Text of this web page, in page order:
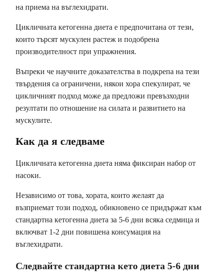
на приема на въглехидрати.
Цикличната кетогенна диета е предпочитана от тези,
които търсят мускулен растеж и подобрена
производителност при упражнения.
Въпреки че научните доказателства в подкрепа на тези
твърдения са ограничени, някои хора спекулират, че
цикличният подход може да предложи превъзходни
резултати по отношение на силата и развитието на
мускулите.
Как да я следваме
Цикличната кетогенна диета няма фиксиран набор от
насоки.
Независимо от това, хората, които желаят да
възприемат този подход, обикновено се придържат към
стандартна кетогенна диета за 5-6 дни всяка седмица и
включват 1-2 дни повишена консумация на
въглехидрати.
Следвайте стандартна кето диета 5-6 дни